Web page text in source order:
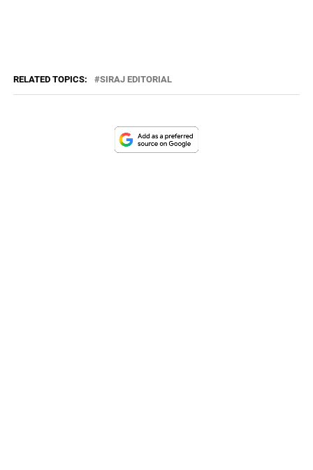
RELATED TOPICS: SIRAJ EDITORIAL